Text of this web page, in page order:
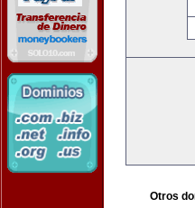
Otros